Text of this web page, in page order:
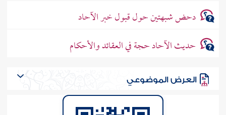
دحض شبهتين حول قبول خبر الآحاد
حديث الآحاد حجة في العقائد والأحكام
العرض الموضوعي